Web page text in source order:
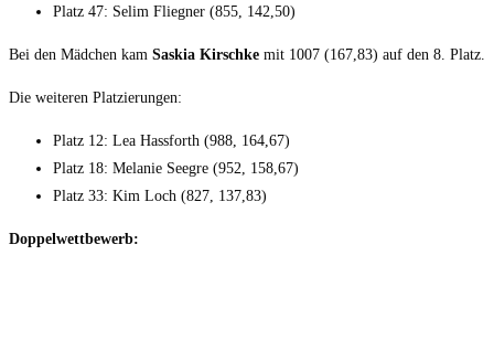
Platz 47: Selim Fliegner (855, 142,50)
Bei den Mädchen kam Saskia Kirschke mit 1007 (167,83) auf den 8. Platz.
Die weiteren Platzierungen:
Platz 12: Lea Hassforth (988, 164,67)
Platz 18: Melanie Seegre (952, 158,67)
Platz 33: Kim Loch (827, 137,83)
Doppelwettbewerb: